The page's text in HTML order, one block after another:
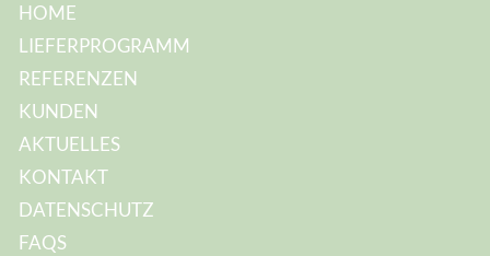
HOME
LIEFERPROGRAMM
REFERENZEN
KUNDEN
AKTUELLES
KONTAKT
DATENSCHUTZ
FAQS